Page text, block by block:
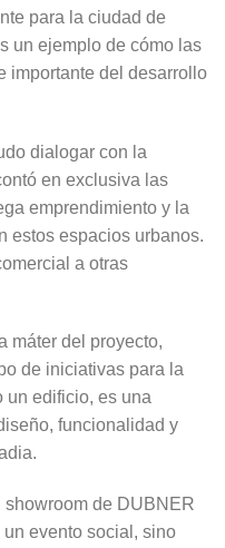
para la ciudad de
un ejemplo de cómo las
importante del desarrollo
dialogar con la
en exclusiva las
emprendimiento y la
estos espacios urbanos.
a otras
máter del proyecto,
de iniciativas para la
un edificio, es una
funcionalidad y
de DUBNER
evento social, sino